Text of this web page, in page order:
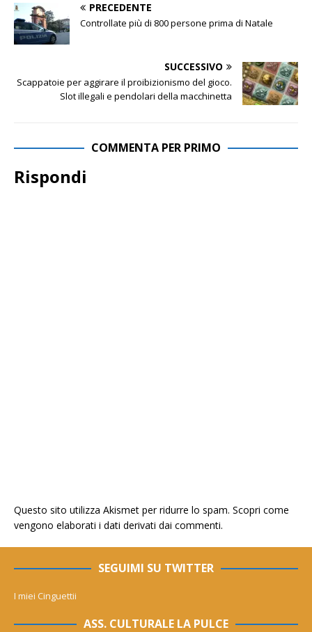
PRECEDENTE
Controllate più di 800 persone prima di Natale
SUCCESSIVO
Scappatoie per aggirare il proibizionismo del gioco.
Slot illegali e pendolari della macchinetta
COMMENTA PER PRIMO
Rispondi
Questo sito utilizza Akismet per ridurre lo spam. Scopri come
vengono elaborati i dati derivati dai commenti.
SEGUIMI SU TWITTER
I miei Cinguettii
ASS. CULTURALE LA PULCE